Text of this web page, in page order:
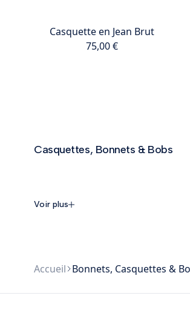
Casquette en Jean Brut
75,00 €
Casquettes, Bonnets & Bobs
Voir plus
Accueil Bonnets, Casquettes &